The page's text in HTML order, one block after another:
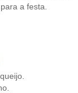
a festa.